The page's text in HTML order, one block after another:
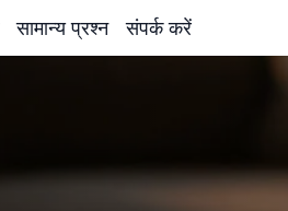
सामान्य प्रश्न संपर्क करें